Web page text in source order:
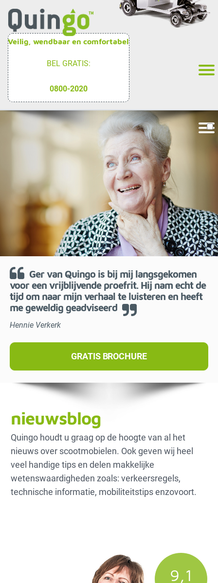
Veilig, wendbaar en comfortabel
BEL GRATIS:
0800-2020
Ger van Quingo is bij mij langsgekomen
voor een vrijblijvende proefrit. Hij nam echt de
tijd om naar mijn verhaal te luisteren en heeft
me geweldig geadviseerd
Hennie Verkerk
GRATIS BROCHURE
nieuwsblog
Quingo houdt u graag op de hoogte van al het
nieuws over scootmobielen. Ook geven wij heel
veel handige tips en delen makkelijke
wetenswaardigheden zoals: verkeersregels,
technische informatie, mobiliteitstips enzovoort.
9,1